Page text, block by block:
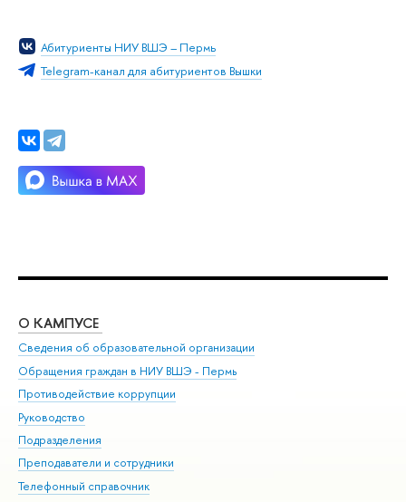
Абитуриенты НИУ ВШЭ – Пермь
Telegram-канал для абитуриентов Вышки
О КАМПУСЕ
Сведения об образовательной организации
Обращения граждан в НИУ ВШЭ - Пермь
Противодействие коррупции
Руководство
Подразделения
Преподаватели и сотрудники
Телефонный справочник